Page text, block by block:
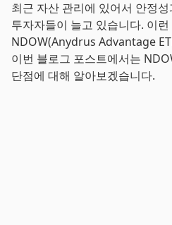
최근 자산 관리에 있어서 안정
투자자들이 늘고 있습니다. 이
NDOW(Anydrus Advantage
이번 블로그 포스트에서는
단점에 대해 알아보겠습니다.